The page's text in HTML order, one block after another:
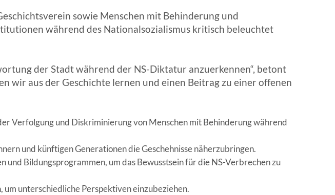
sowie Menschen mit Behinderung und
während des Nationalsozialismus kritisch beleuchtet
der Stadt während der NS-Diktatur anzuerkennen“, betont
wir aus der Geschichte lernen und einen Beitrag zu einer offenen
Verfolgung und Diskriminierung von Menschen mit Behinderung während
und künftigen Generationen die Geschehnisse näherzubringen.
Bildungsprogrammen, um das Bewusstsein für die NS-Verbrechen zu
unterschiedliche Perspektiven einzubeziehen.